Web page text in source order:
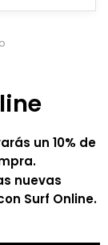
un 10% de
nuevas
Surf Online.